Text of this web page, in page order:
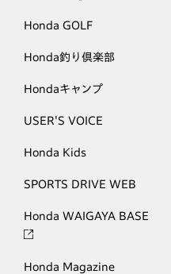
Honda GOLF
Honda釣り倶楽部
Hondaキャンプ
USER'S VOICE
Honda Kids
SPORTS DRIVE WEB
Honda WAIGAYA BASE
Honda Magazine